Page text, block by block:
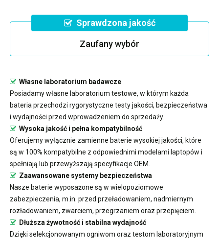
Sprawdzona jakość
Zaufany wybór
Własne laboratorium badawcze
Posiadamy własne laboratorium testowe, w którym każda
bateria przechodzi rygorystyczne testy jakości, bezpieczeństwa
i wydajności przed wprowadzeniem do sprzedaży.
Wysoka jakość i pełna kompatybilność
Oferujemy wyłącznie zamienne baterie wysokiej jakości, które
są w 100% kompatybilne z odpowiednimi modelami laptopów i
spełniają lub przewyższają specyfikacje OEM.
Zaawansowane systemy bezpieczeństwa
Nasze baterie wyposażone są w wielopoziomowe
zabezpieczenia, m.in. przed przeładowaniem, nadmiernym
rozładowaniem, zwarciem, przegrzaniem oraz przepięciem.
Dłuższa żywotność i stabilna wydajność
Dzięki selekcjonowanym ogniwom oraz testom laboratoryjnym